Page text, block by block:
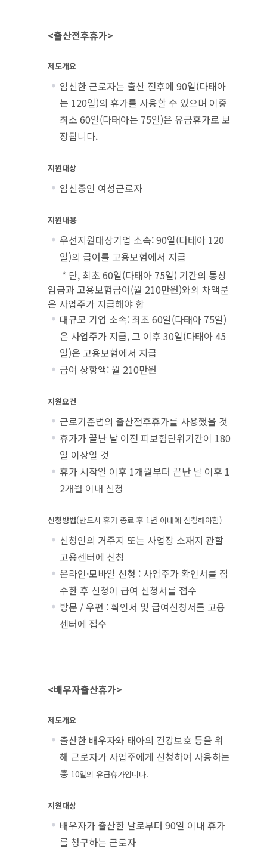
<출산전후휴가>
제도개요
임신한 근로자는 출산 전후에 90일(다태아
는 120일)의 휴가를 사용할 수 있으며 이중
최소 60일(다태아는 75일)은 유급휴가로 보
장됩니다.
지원대상
임신중인 여성근로자
지원내용
우선지원대상기업 소속: 90일(다태아 120
일)의 급여를 고용보험에서 지급
* 단, 최초 60일(다태아 75일) 기간의 통상
임금과 고용보험급여(월 210만원)와의 차액분
은 사업주가 지급해야 함
대규모 기업 소속: 최초 60일(다태아 75일)
은 사업주가 지급, 그 이후 30일(다태아 45
일)은 고용보험에서 지급
급여 상항액: 월 210만원
지원요건
근로기준법의 출산전후휴가를 사용했을 것
휴가가 끝난 날 이전 피보험단위기간이 180
일 이상일 것
휴가 시작일 이후 1개월부터 끝난 날 이후 1
2개월 이내 신청
신청방법(반드시 휴가 종료 후 1년 이내에 신청해야함)
신청인의 거주지 또는 사업장 소재지 관할
고용센터에 신청
온라인·모바일 신청 : 사업주가 확인서를 접
수한 후 신청이 급여 신청서를 접수
방문 / 우편 : 확인서 및 급여신청서를 고용
센터에 접수
<배우자출산휴가>
제도개요
출산한 배우자와 태아의 건강보호 등을 위
해 근로자가 사업주에게 신청하여 사용하는
총 10일의 유급휴가입니다.
지원대상
배우자가 출산한 날로부터 90일 이내 휴가
를 청구하는 근로자